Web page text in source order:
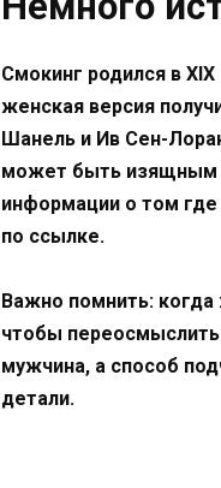
Смокинг родился в
женская версия
Шанель и Ив Сен-
может быть изящным
информации о том где
по ссылке.
Важно помнить: когда
чтобы
мужчина, а способ
детали.